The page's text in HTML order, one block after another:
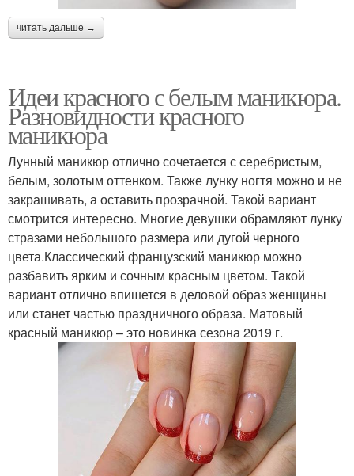
читать дальше →
Идеи красного с белым маникюра.
Разновидности красного
маникюра
Лунный маникюр отлично сочетается с серебристым,
белым, золотым оттенком. Также лунку ногтя можно и не
закрашивать, а оставить прозрачной. Такой вариант
смотрится интересно. Многие девушки обрамляют лунку
стразами небольшого размера или дугой черного
цвета.Классический французский маникюр можно
разбавить ярким и сочным красным цветом. Такой
вариант отлично впишется в деловой образ женщины
или станет частью праздничного образа. Матовый
красный маникюр – это новинка сезона 2019 г.